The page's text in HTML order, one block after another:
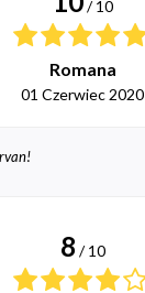
/ 10
Romana
01 Czerwiec 2020
8 / 10